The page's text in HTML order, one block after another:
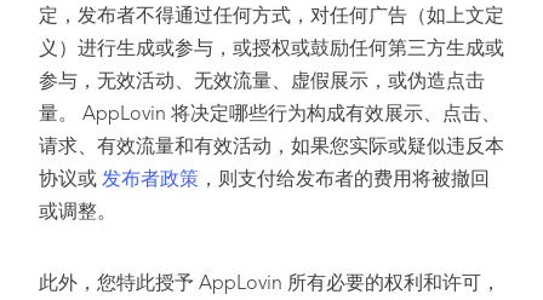
定，发布者不得通过任何方式，对任何广告（如上文定
义）进行生成或参与，或授权或鼓励任何第三方生成或
参与，无效活动、无效流量、虚假展示，或伪造点击
量。 AppLovin 将决定哪些行为构成有效展示、点击、
请求、有效流量和有效活动，如果您实际或疑似违反本
协议或 发布者政策 ，则支付给发布者的费用将被撤回
或调整。
此外，您特此授予 AppLovin 所有必要的权利和许可，